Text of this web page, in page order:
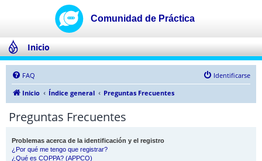
Inicio
FAQ
Identificarse
Inicio
Índice general Preguntas Frecuentes
Preguntas Frecuentes
Problemas acerca de la identificación y el registro
¿Por qué me tengo que registrar?
¿Qué es COPPA? (APPCO)